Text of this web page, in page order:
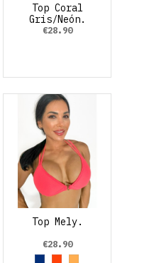
Top Coral
Gris/Neón.
€28.90
Top Mely.
€28.90